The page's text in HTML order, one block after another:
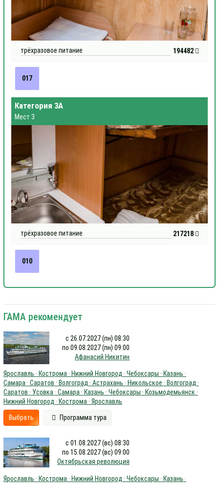
трёхразовое питание 194482
017
Категория 3А
Мест 3
трёхразовое питание 217218
010
ГАМА рекомендует
с 26.07.2027 (пн) 08:30
по 09.08.2027 (пн) 09:00
Афанасий Никитин
Ярославль · Кострома · Нижний Новгород · Чебоксары · Казань ·
Самара · Саратов · Волгоград · Астрахань · Никольское · Волгоград ·
Саратов · Усовка · Самара · Казань · Чебоксары · Козьмодемьянск ·
Нижний Новгород · Кострома · Ярославль
Выбрать Программа тура
с 01.08.2027 (вс) 08:30
по 15.08.2027 (вс) 09:00
Октябрьская революция
Ярославль · Кострома · Нижний Новгород · Чебоксары · Казань ·